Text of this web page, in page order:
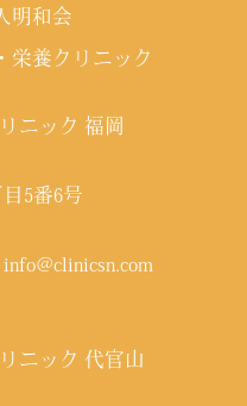
明和会
養クリニック
ニック 福岡
5番6号
info@clinicsn.com
ニック 代官山